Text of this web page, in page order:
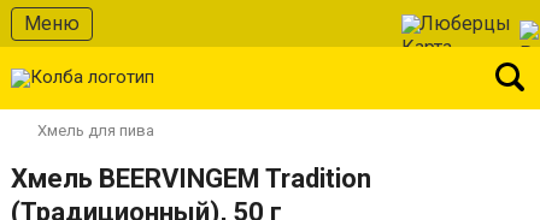
Меню Люберцы
Хмель для пива
Хмель BEERVINGEM Tradition
(Традиционный), 50 г